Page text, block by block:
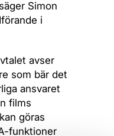
Simon
i
avser
som bär det
ansvaret
films
göras
funktioner